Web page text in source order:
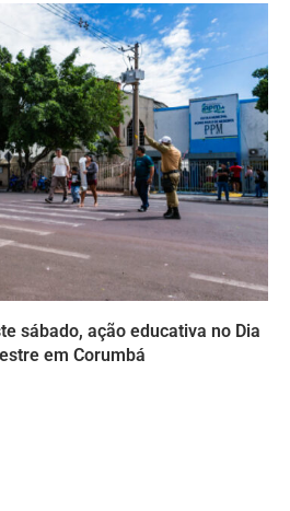
sábado, ação educativa no Dia
em Corumbá